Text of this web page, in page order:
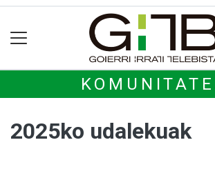
2025ko udalekuak